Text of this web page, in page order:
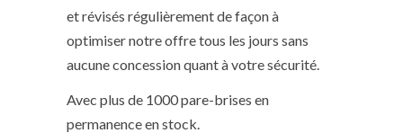
et révisés régulièrement de façon à
optimiser notre offre tous les jours sans
aucune concession quant à votre sécurité.
Avec plus de 1000 pare-brises en
permanence en stock.